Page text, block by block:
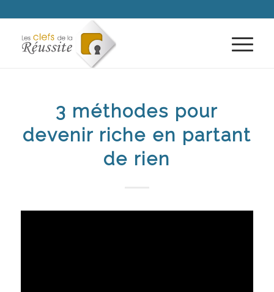
3 méthodes pour
devenir riche en partant
de rien